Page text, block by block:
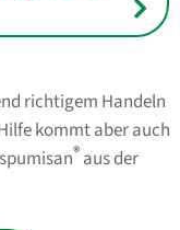
richtigem Handeln
kommt aber auch
® aus der